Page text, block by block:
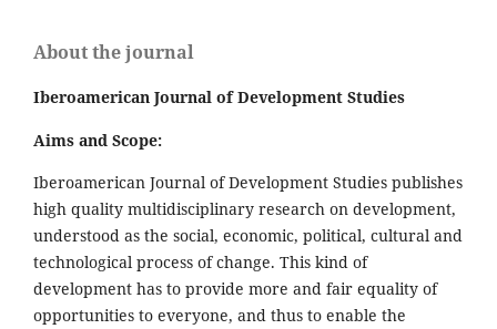
About the journal
Iberoamerican Journal of Development Studies
Aims and Scope:
Iberoamerican Journal of Development Studies publishes
high quality multidisciplinary research on development,
understood as the social, economic, political, cultural and
technological process of change. This kind of
development has to provide more and fair equality of
opportunities to everyone, and thus to enable the